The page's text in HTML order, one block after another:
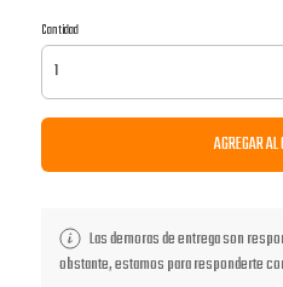
Cantidad
AGREGAR
Las demoras de entrega son
obstante, estamos para responderte